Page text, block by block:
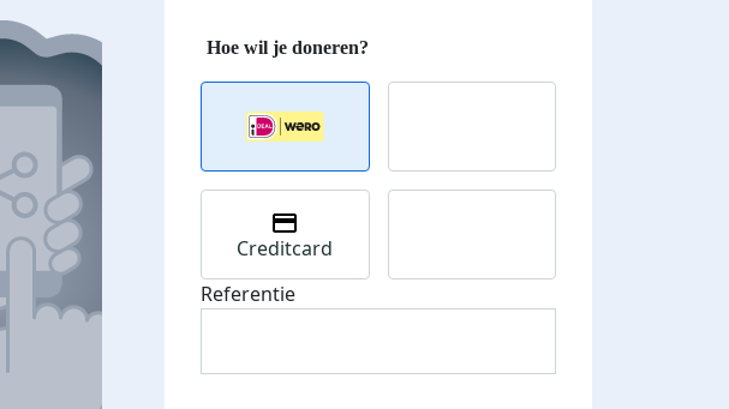
Creditcard
Referentie